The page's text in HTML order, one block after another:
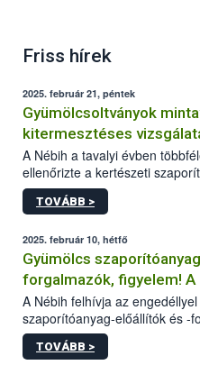
Friss hírek
2025. február 21, péntek
Gyümölcsoltványok
kitermesztéses
A Nébih a tavalyi évben
ellenőrizte a kertészeti
szempontú ellenőrzések
szakemberek nevelés során is
célja a szabadföldbe kiültetett
minőségéről való
TOVÁBB >
2025. február 10, hétfő
Gyümölcs
forgalmazók, figyelem!
szemlebejelentő
28.
A Nébih felhívja az
szaporítóanyag-előállítók és -
tevékenységüket (évente)
bejelenteniük a hivatal
TOVÁBB >